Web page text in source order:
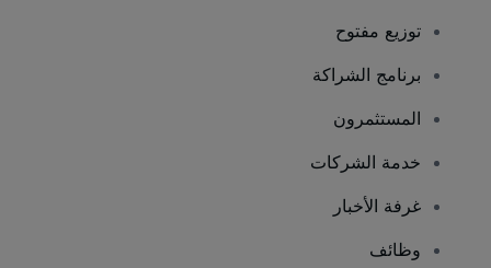
توزيع مفتوح
برنامج الشراكة
المستثمرون
خدمة الشركات
غرفة الأخبار
وظائف